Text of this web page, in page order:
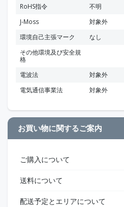
RoHS指令
不明
J-Moss
対象外
環境自己主張マーク
なし
その他環境及び安全規
格
電波法
対象外
電気通信事業法
対象外
お買い物に関するご案内
ご購入について
送料について
配送予定とエリアについて